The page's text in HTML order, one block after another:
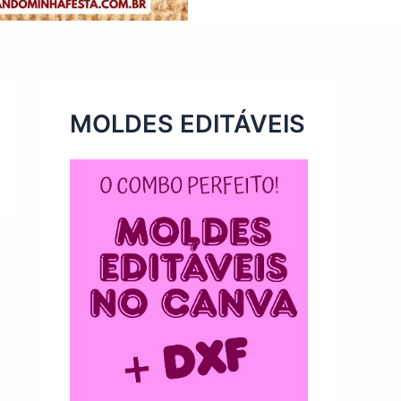
MOLDES EDITÁVEIS